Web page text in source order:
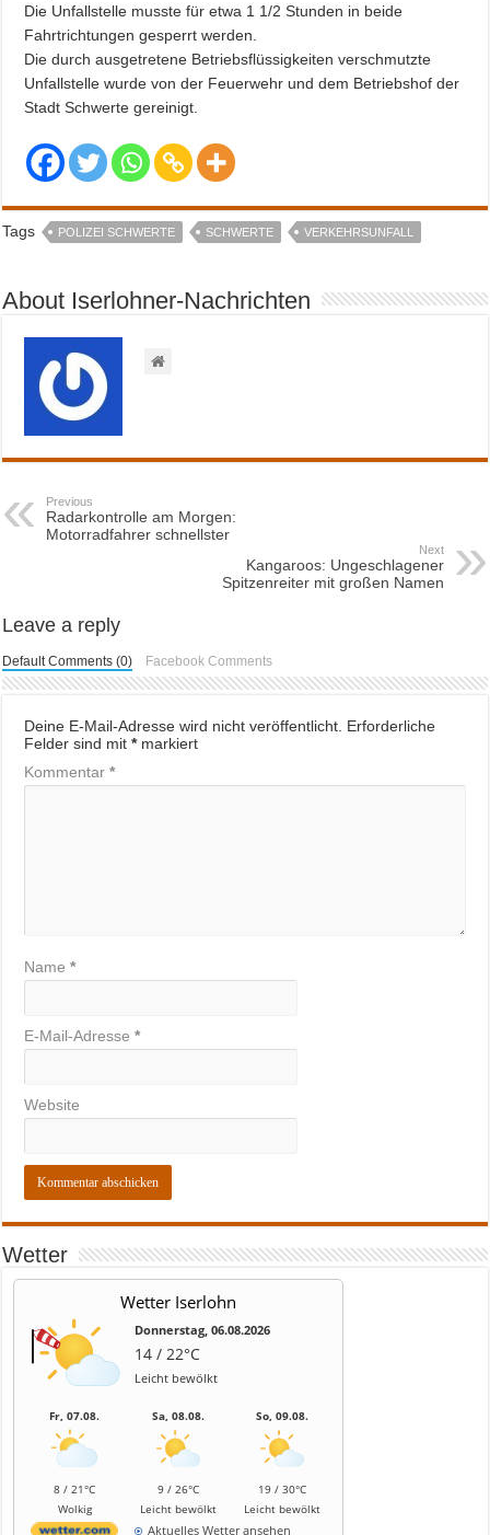
Die Unfallstelle musste für etwa 1 1/2 Stunden in beide
Fahrtrichtungen gesperrt werden.
Die durch ausgetretene Betriebsflüssigkeiten verschmutzte
Unfallstelle wurde von der Feuerwehr und dem Betriebshof der
Stadt Schwerte gereinigt.
Tags POLIZEI SCHWERTE SCHWERTE VERKEHRSUNFALL
About Iserlohner-Nachrichten
Previous
Radarkontrolle am Morgen:
Motorradfahrer schnellster
Next
Kangaroos: Ungeschlagener
Spitzenreiter mit großen Namen
Leave a reply
Default Comments (0) Facebook Comments
Deine E-Mail-Adresse wird nicht veröffentlicht. Erforderliche
Felder sind mit*markiert
Kommentar*
Name*
E-Mail-Adresse*
Website
Wetter
Wetter Iserlohn
Donnerstag, 06.08.2026
14 / 22°C
Leicht bewölkt
Fr, 07.08.
8 / 21°C
Wolkig
Sa, 08.08.
9 / 26°C
Leicht bewölkt
So, 09.08.
19 / 30°C
Leicht bewölkt
Aktuelles Wetter ansehen